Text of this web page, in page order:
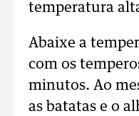
temperatura
Abaixe a
com os
minutos. Ao
as batatas e o